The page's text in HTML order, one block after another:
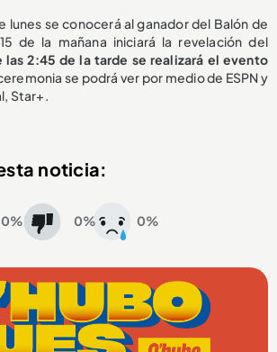
lunes se conocerá al ganador del Balón de
de la mañana iniciará la revelación del
las 2:45 de la tarde se realizará el evento
se podrá ver por medio de ESPN y
Star+.
noticia:
0% 0% 0%